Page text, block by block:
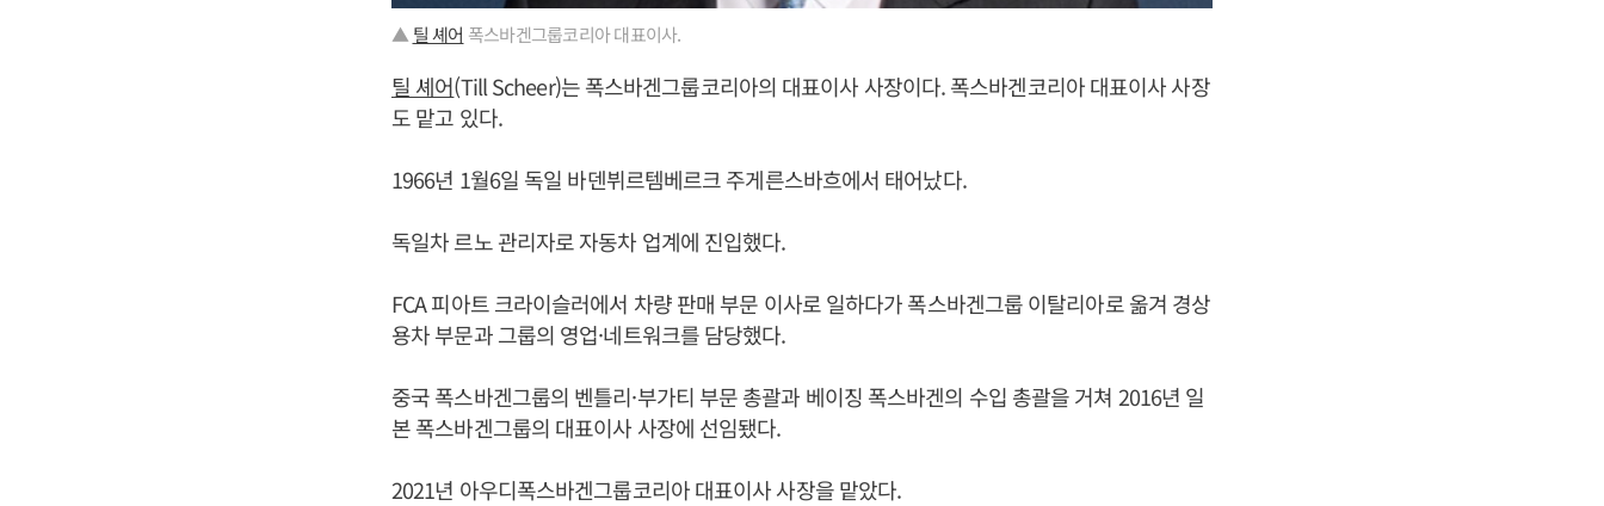
▲ 틸 셰어 폭스바겐그룹코리아 대표이사.
틸 셰어(Till Scheer)는 폭스바겐그룹코리아의 대표이사 사장이다. 폭스바겐코리아 대표이사 사장
도 맡고 있다.
1966년 1월6일 독일 바덴뷔르템베르크 주게른스바흐에서 태어났다.
독일차 르노 관리자로 자동차 업계에 진입했다.
FCA 피아트 크라이슬러에서 차량 판매 부문 이사로 일하다가 폭스바겐그룹 이탈리아로 옮겨 경상
용차 부문과 그룹의 영업·네트워크를 담당했다.
중국 폭스바겐그룹의 벤틀리·부가티 부문 총괄과 베이징 폭스바겐의 수입 총괄을 거쳐 2016년 일
본 폭스바겐그룹의 대표이사 사장에 선임됐다.
2021년 아우디폭스바겐그룹코리아 대표이사 사장을 맡았다.